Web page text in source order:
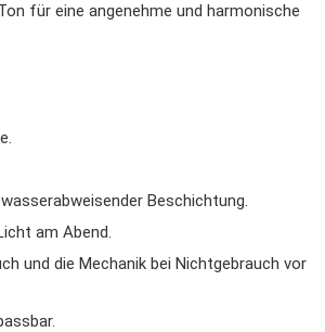
für eine angenehme und harmonische
Beschichtung.
am Abend.
und die Mechanik bei Nichtgebrauch vor